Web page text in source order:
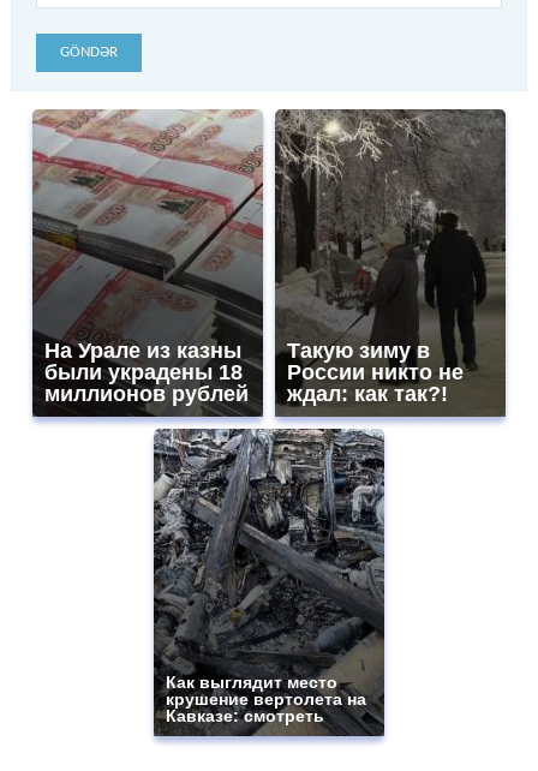
GÖNDƏR
На Урале из казны
были украдены 18
миллионов рублей
Такую зиму в
России никто не
ждал: как так?!
Как выглядит место
крушение вертолета на
Кавказе: смотреть